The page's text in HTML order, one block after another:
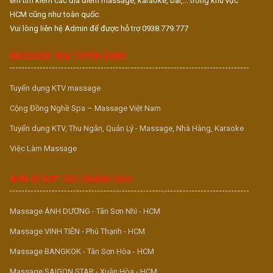
HCM cũng như toàn quốc.
Vui lòng liên hệ Admin để được hỗ trợ 0938.779.777
MASSAGE VUA TUYỂN DỤNG
Tuyển dụng KTV massage
Cộng Đồng Nghề Spa – Massage Việt Nam
Tuyển dụng KTV, Thu Ngân, Quản Lý - Massage, Nhà Hàng, Karaoke
Việc Làm Massage
ĐƠN VỊ HỢP TÁC QUẢNG CÁO
Massage ÁNH DƯƠNG - Tân Sơn Nhì - HCM
Massage VINH TIÊN - Phú Thạnh - HCM
Massage BANGKOK - Tân Sơn Hòa - HCM